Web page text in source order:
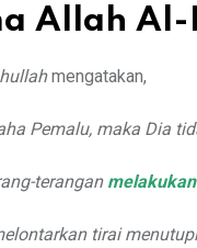
Allah Al-
mengatakan,
Pemalu, maka Dia
terangan
tirai